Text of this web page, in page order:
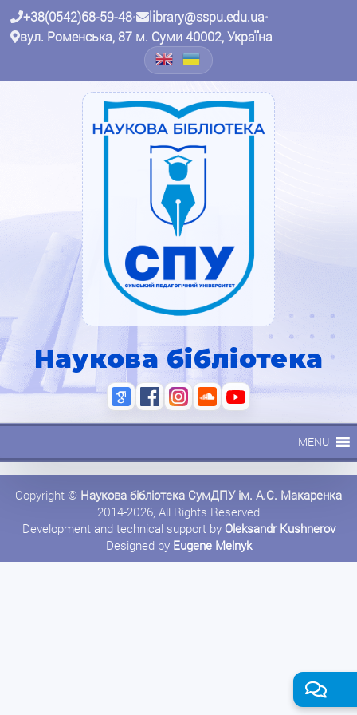
+38(0542)68-59-48• library@sspu.edu.ua•
вул. Роменська, 87 м. Суми 40002, Україна
Наукова бібліотека
MENU
Copyright © Наукова бібліотека СумДПУ ім. А.С. Макаренка
2014-2026, All Rights Reserved
Development and technical support by Oleksandr Kushnerov
Designed by Eugene Melnyk